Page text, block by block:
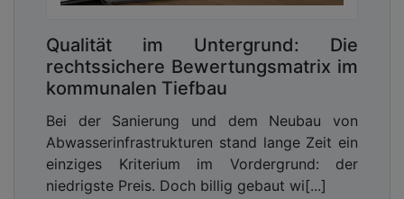
Qualität im Untergrund: Die
rechtssichere Bewertungsmatrix im
kommunalen Tiefbau
Bei der Sanierung und dem Neubau von
Abwasserinfrastrukturen stand lange Zeit ein
einziges Kriterium im Vordergrund: der
niedrigste Preis. Doch billig gebaut wi[...]